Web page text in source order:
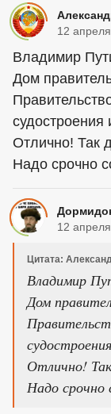
12
Владимир
Дом
Отлично! Так
Надо срочно
12
Цитата:
Владимир
Дом
Отлично!
Надо срочно